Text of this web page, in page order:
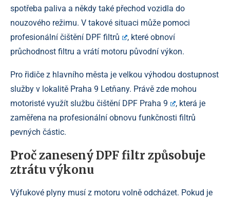
spotřeba paliva a někdy také přechod vozidla do
nouzového režimu. V takové situaci může pomoci
profesionální čištění DPF filtrů
, které obnoví
průchodnost filtru a vrátí motoru původní výkon.
Pro řidiče z hlavního města je velkou výhodou dostupnost
služby v lokalitě Praha 9 Letňany. Právě zde mohou
motoristé využít službu čištění DPF Praha 9
, která je
zaměřena na profesionální obnovu funkčnosti filtrů
pevných částic.
Proč zanesený DPF filtr způsobuje
ztrátu výkonu
Výfukové plyny musí z motoru volně odcházet. Pokud je